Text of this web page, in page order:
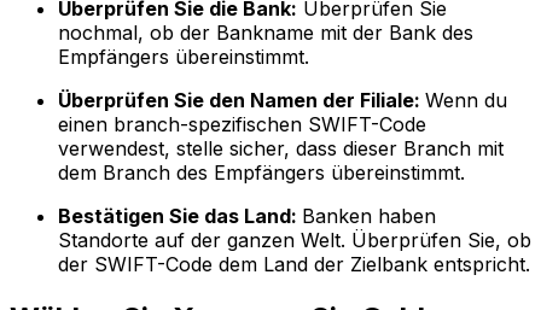
Überprüfen Sie die Bank: Überprüfen Sie
nochmal, ob der Bankname mit der Bank des
Empfängers übereinstimmt.
Überprüfen Sie den Namen der Filiale: Wenn du
einen branch-spezifischen SWIFT-Code
verwendest, stelle sicher, dass dieser Branch mit
dem Branch des Empfängers übereinstimmt.
Bestätigen Sie das Land: Banken haben
Standorte auf der ganzen Welt. Überprüfen Sie, ob
der SWIFT-Code dem Land der Zielbank entspricht.